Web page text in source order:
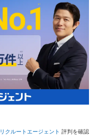
リクルートエージェント 評判を確認